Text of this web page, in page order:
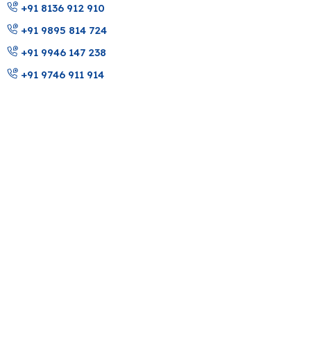
+91 8136 912 910
+91 9895 814 724
+91 9946 147 238
+91 9746 911 914